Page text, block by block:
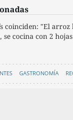
coinciden: "El
se cocina con 2
GASTRONOMÍA